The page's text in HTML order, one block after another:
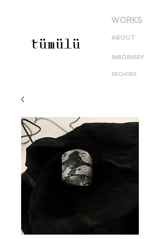
WORKS
tümülü
ARCHIVES
IMAGINARY
ABOUT